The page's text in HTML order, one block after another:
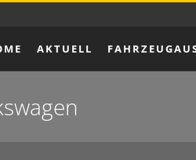
AKTUELL